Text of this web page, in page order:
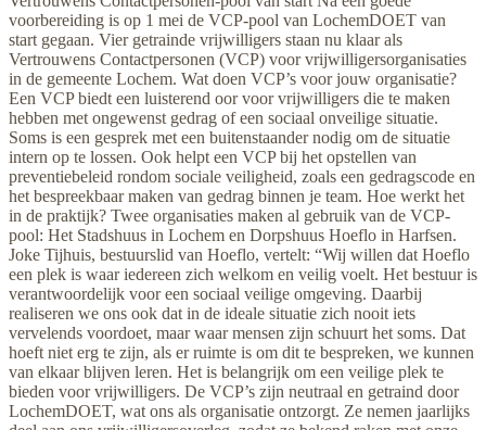
voorbereiding is op 1 mei de VCP-pool van LochemDOET van
start gegaan. Vier getrainde vrijwilligers staan nu klaar als
Vertrouwens Contactpersonen (VCP) voor vrijwilligersorganisaties
in de gemeente Lochem. Wat doen VCP’s voor jouw organisatie?
Een VCP biedt een luisterend oor voor vrijwilligers die te maken
hebben met ongewenst gedrag of een sociaal onveilige situatie.
Soms is een gesprek met een buitenstaander nodig om de situatie
intern op te lossen. Ook helpt een VCP bij het opstellen van
preventiebeleid rondom sociale veiligheid, zoals een gedragscode en
het bespreekbaar maken van gedrag binnen je team. Hoe werkt het
in de praktijk? Twee organisaties maken al gebruik van de VCP-
pool: Het Stadshuus in Lochem en Dorpshuus Hoeflo in Harfsen.
Joke Tijhuis, bestuurslid van Hoeflo, vertelt: “Wij willen dat Hoeflo
een plek is waar iedereen zich welkom en veilig voelt. Het bestuur is
verantwoordelijk voor een sociaal veilige omgeving. Daarbij
realiseren we ons ook dat in de ideale situatie zich nooit iets
vervelends voordoet, maar waar mensen zijn schuurt het soms. Dat
hoeft niet erg te zijn, als er ruimte is om dit te bespreken, we kunnen
van elkaar blijven leren. Het is belangrijk om een veilige plek te
bieden voor vrijwilligers. De VCP’s zijn neutraal en getraind door
LochemDOET, wat ons als organisatie ontzorgt. Ze nemen jaarlijks